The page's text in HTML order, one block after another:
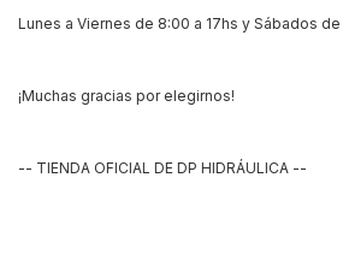
Lunes a Viernes de 8:00 a 17hs y Sábados de
¡Muchas gracias por elegirnos!
-- TIENDA OFICIAL DE DP HIDRÁULICA --